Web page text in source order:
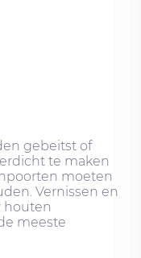
gebeitst of
te maken
moeten
Vernissen en
houten
meeste